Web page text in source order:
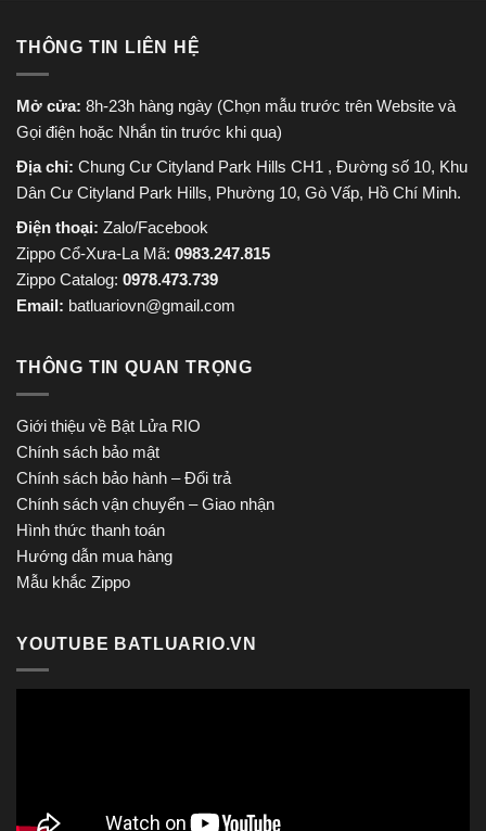
THÔNG TIN LIÊN HỆ
Mở cửa: 8h-23h hàng ngày (Chọn mẫu trước trên Website và
Gọi điện hoặc Nhắn tin trước khi qua)
Địa chỉ: Chung Cư Cityland Park Hills CH1 , Đường số 10, Khu
Dân Cư Cityland Park Hills, Phường 10, Gò Vấp, Hồ Chí Minh.
Điện thoại: Zalo/Facebook
Zippo Cổ-Xưa-La Mã: 0983.247.815
Zippo Catalog: 0978.473.739
Email: batluariovn@gmail.com
THÔNG TIN QUAN TRỌNG
Giới thiệu về Bật Lửa RIO
Chính sách bảo mật
Chính sách bảo hành – Đổi trả
Chính sách vận chuyển – Giao nhận
Hình thức thanh toán
Hướng dẫn mua hàng
Mẫu khắc Zippo
YOUTUBE BATLUARIO.VN